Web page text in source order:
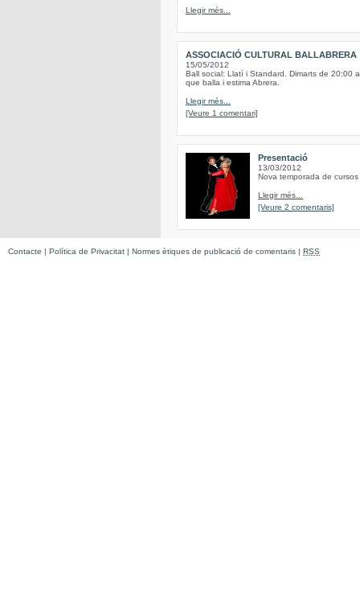
Llegir més...
ASSOCIACIÓ CULTURAL BALLABRERA
15/05/2012
Ball social: Llatí i Standard. Dimarts de 20:00
que balla i estima Abrera.
Llegir més...
[Veure 1 comentari]
Presentació
13/03/2012
Nova temporada de
Llegir més...
[Veure 2 comentaris]
Contacte | Política de Privacitat | Normes ètiques de publicació de comentaris | RSS